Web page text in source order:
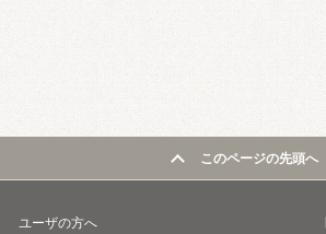
このページの先頭へ
ユーザの方へ